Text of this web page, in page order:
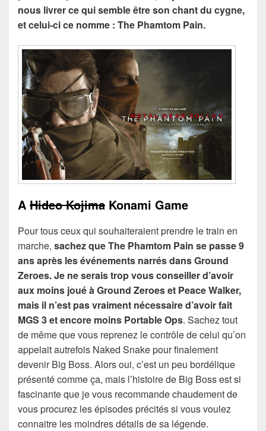
nous livrer ce qui semble être son chant du cygne,
et celui-ci ce nomme : The Phamtom Pain.
A Hideo Kojima Konami Game
Pour tous ceux qui souhaiteraient prendre le train en
marche, sachez que The Phamtom Pain se passe 9
ans après les événements narrés dans Ground
Zeroes. Je ne serais trop vous conseiller d’avoir
aux moins joué à Ground Zeroes et Peace Walker,
mais il n’est pas vraiment nécessaire d’avoir fait
MGS 3 et encore moins Portable Ops. Sachez tout
de même que vous reprenez le contrôle de celui qu’on
appelait autrefois Naked Snake pour finalement
devenir Big Boss. Alors oui, c’est un peu bordélique
présenté comme ça, mais l’histoire de Big Boss est si
fascinante que je vous recommande chaudement de
vous procurez les épisodes précités si vous voulez
connaitre les moindres détails de sa légende.